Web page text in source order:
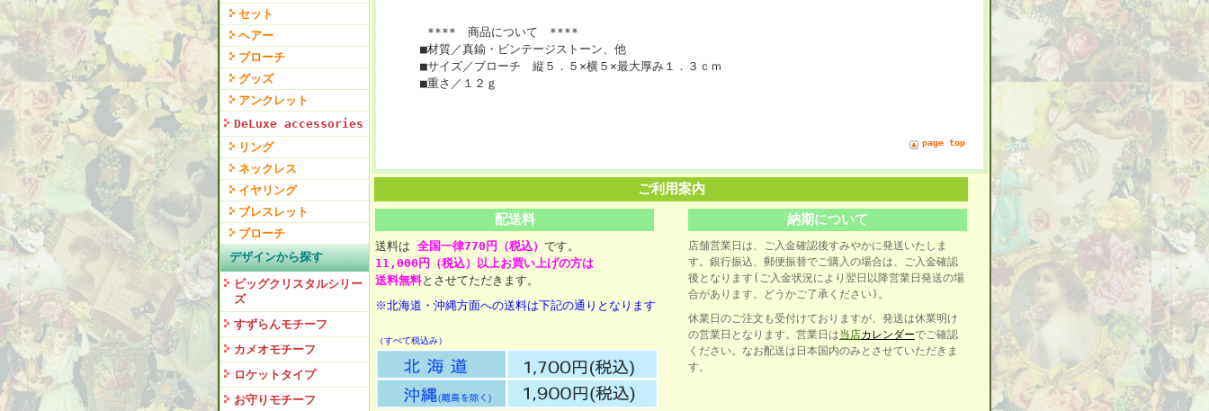
セット
ヘアー
ブローチ
グッズ
アンクレット
DeLuxe accessories
リング
ネックレス
イヤリング
ブレスレット
ブローチ
デザインから探す
ビッグクリスタルシリー
ズ
すずらんモチーフ
カメオモチーフ
ロケットタイプ
お守りモチーフ
**** 商品について ****
■材質／真鍮・ビンテージストーン、他
■サイズ／ブローチ 縦５．５×横５×最大厚み１．３ｃｍ
■重さ／１２ｇ
page top
ご利用案内
配送料
送料は 全国一律770円（税込） です。
11,000円（税込）以上お買い上げの方は
送料無料とさせてただきます。
※北海道・沖縄方面への送料は下記の通りとなります
（すべて税込み）
納期について
店舗営業日は、ご入金確認後すみやかに発送いたしま
す。銀行振込、郵便振替でご購入の場合は、ご入金確認
後となります(ご入金状況により翌日以降営業日発送の場
合があります。どうかご了承ください)。
休業日のご注文も受付けておりますが、発送は休業明け
の営業日となります。営業日は当店カレンダーでご確認
ください。なお配送は日本国内のみとさせていただきま
す。